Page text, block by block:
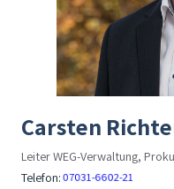
Carsten
Leiter WEG-Verwaltung,
Telefon: